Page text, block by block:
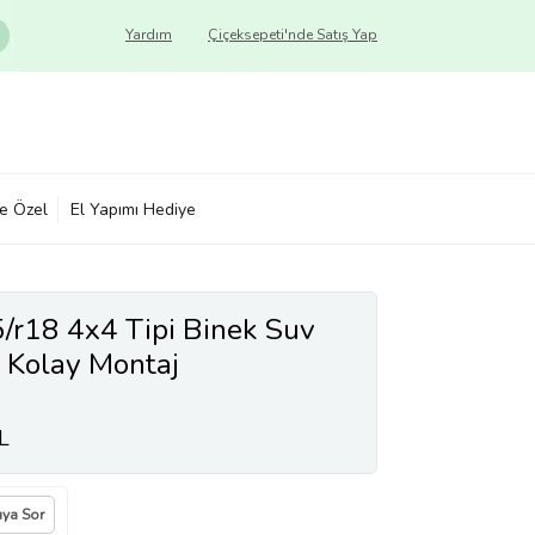
Çiçeksepeti'nde Satış Yap
Yardım
Özel El Yapımı Hediye
r18 4x4 Tipi Binek Suv
Montaj
Sor